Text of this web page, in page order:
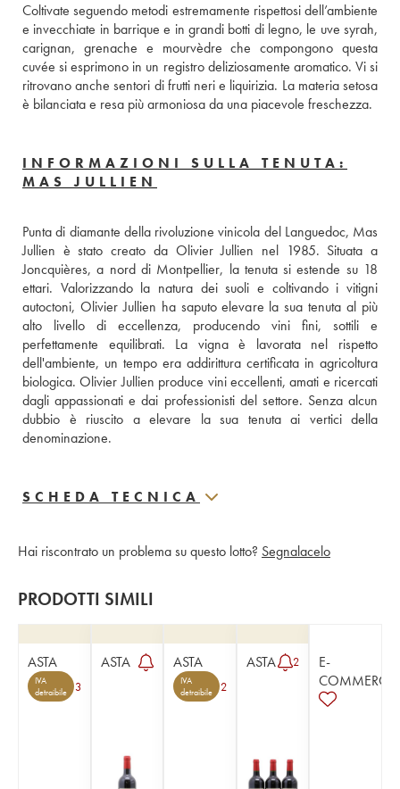
Coltivate seguendo metodi estremamente rispettosi dell’ambiente
e invecchiate in barrique e in grandi botti di legno, le uve syrah,
carignan, grenache e mourvèdre che compongono questa
cuvée si esprimono in un registro deliziosamente aromatico. Vi si
ritrovano anche sentori di frutti neri e liquirizia. La materia setosa
INFORMAZIONI SULLA TENUTA:
MAS JULLIEN
Punta di diamante della rivoluzione vinicola del Languedoc, Mas
Jullien è stato creato da Olivier Jullien nel 1985. Situata a
Joncquières, a nord di Montpellier, la tenuta si estende su 18
ettari. Valorizzando la natura dei suoli e coltivando i vitigni
autoctoni, Olivier Jullien ha saputo elevare la sua tenuta al più
alto livello di eccellenza, producendo vini fini, sottili e
perfettamente equilibrati. La vigna è lavorata nel rispetto
dell'ambiente, un tempo era addirittura certificata in agricoltura
biologica. Olivier Jullien produce vini eccellenti, amati e ricercati
dagli appassionati e dai professionisti del settore. Senza alcun
dubbio è riuscito a elevare la sua tenuta ai vertici della
denominazione.
SCHEDA TECNICA
Hai riscontrato un problema su questo lotto? Segnalacelo
PRODOTTI SIMILI
ASTA
IVA
detraibile
3
ASTA ASTA
IVA
detraibile
2
ASTA 2
E-
COMMERCE